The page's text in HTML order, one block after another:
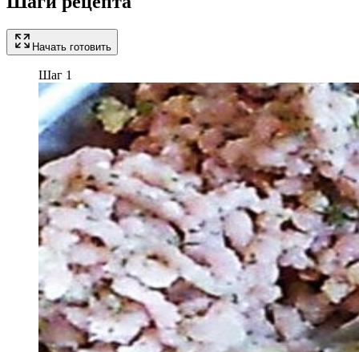
Начать готовить
Шаг 1